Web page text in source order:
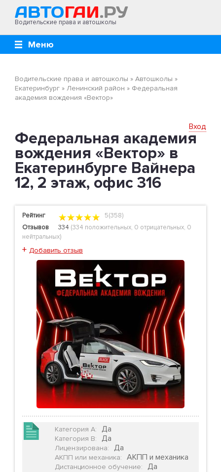
Водительские права и автошколы
Меню
Водительские права и автошколы » Автошколы »
Екатеринбург » Ленинский район » Федеральная
академия вождения «Вектор»
Вход
Федеральная академия
вождения «Вектор» в
Екатеринбурге Вайнера
12, 2 этаж, офис 316
Рейтинг
5(358)
Отзывов
334 (334 положительных, 0 отрицательных, 0
нейтральных)
+ Добавить отзыв
Категория А: Да
Категория B: Да
Лицензирована: Да
АКПП или механика: АКПП и механика
Дистанционное обучение:
Да